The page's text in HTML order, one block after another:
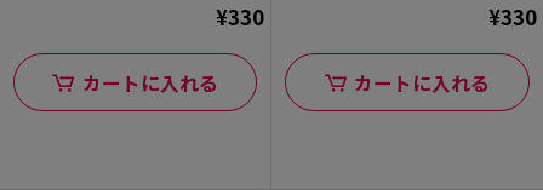
¥330
カートに入れる
¥330
カートに入れる